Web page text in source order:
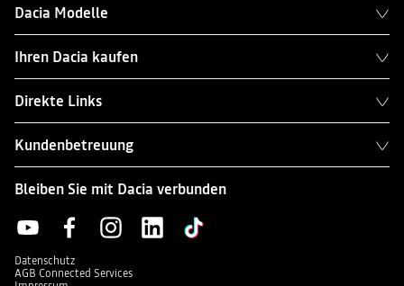
Dacia Modelle
Ihren Dacia kaufen
Direkte Links
Kundenbetreuung
Bleiben Sie mit Dacia verbunden
Datenschutz
AGB Connected Services